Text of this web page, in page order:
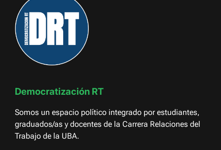
Democratización RT
Somos un espacio político integrado por estudiantes,
graduados/as y docentes de la Carrera Relaciones del
Trabajo de la UBA.